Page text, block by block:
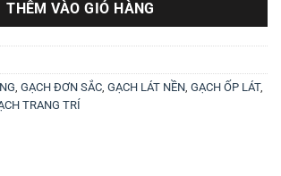
THÊM VÀO GIỎ HÀNG
, GẠCH ĐƠN SẮC, GẠCH LÁT NỀN, GẠCH ỐP LÁT,
TRANG TRÍ